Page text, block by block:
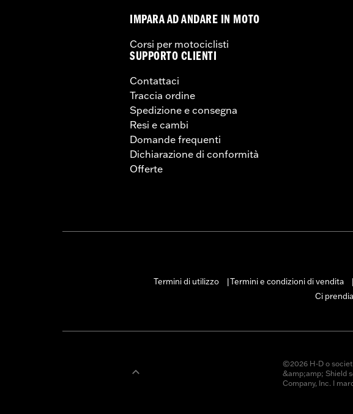
IMPARA AD ANDARE IN MOTO
Corsi per motociclisti
SUPPORTO CLIENTI
Contattaci
Traccia ordine
Spedizione e consegna
Resi e cambi
Domande frequenti
Dichiarazione di conformità
Offerte
Termini di utilizzo
Termini e condizioni di vendita
Ci
©2026 H-D o
&amp;amp; Shield
Company, Inc. I